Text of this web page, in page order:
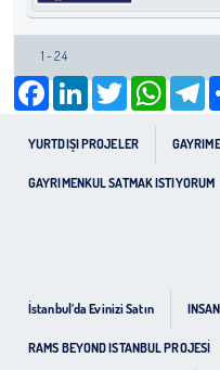
1 - 24
YURTDIŞI PROJELER
GAYRIMENKUL SATMAK ISTIYORUM
İstanbul’da Evinizi Satın
RAMS BEYOND ISTANBUL PROJESİ
FacebookLinkedIn Twitter WhatsApp